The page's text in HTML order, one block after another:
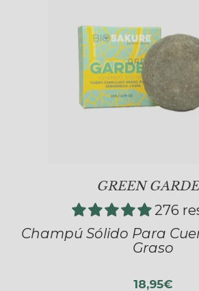
GREEN
276
Champú Sólido Para
Graso
18,95€